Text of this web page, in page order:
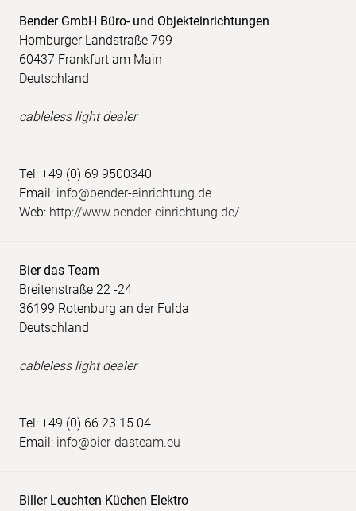
Bender GmbH Büro- und Objekteinrichtungen
Homburger Landstraße 799
60437 Frankfurt am Main
Deutschland
cableless light dealer
Tel: +49 (0) 69 9500340
Email: info@bender-einrichtung.de
Web: http://www.bender-einrichtung.de/
Bier das Team
Breitenstraße 22 -24
36199 Rotenburg an der Fulda
Deutschland
cableless light dealer
Tel: +49 (0) 66 23 15 04
Email: info@bier-dasteam.eu
Biller Leuchten Küchen Elektro